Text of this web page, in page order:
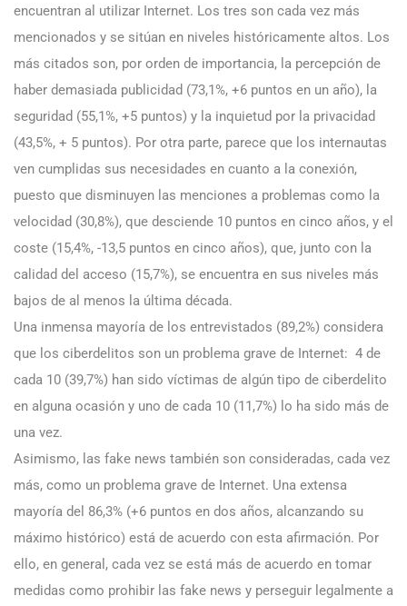
encuentran al utilizar Internet. Los tres son cada vez más
mencionados y se sitúan en niveles históricamente altos. Los
más citados son, por orden de importancia, la percepción de
haber demasiada publicidad (73,1%, +6 puntos en un año), la
seguridad (55,1%, +5 puntos) y la inquietud por la privacidad
(43,5%, + 5 puntos). Por otra parte, parece que los internautas
ven cumplidas sus necesidades en cuanto a la conexión,
puesto que disminuyen las menciones a problemas como la
velocidad (30,8%), que desciende 10 puntos en cinco años, y el
coste (15,4%, -13,5 puntos en cinco años), que, junto con la
calidad del acceso (15,7%), se encuentra en sus niveles más
bajos de al menos la última década.
Una inmensa mayoría de los entrevistados (89,2%) considera
que los ciberdelitos son un problema grave de Internet: 4 de
cada 10 (39,7%) han sido víctimas de algún tipo de ciberdelito
en alguna ocasión y uno de cada 10 (11,7%) lo ha sido más de
una vez.
Asimismo, las fake news también son consideradas, cada vez
más, como un problema grave de Internet. Una extensa
mayoría del 86,3% (+6 puntos en dos años, alcanzando su
máximo histórico) está de acuerdo con esta afirmación. Por
ello, en general, cada vez se está más de acuerdo en tomar
medidas como prohibir las fake news y perseguir legalmente a